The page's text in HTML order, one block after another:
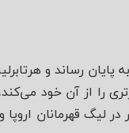
رساند و
را از آن خود
لیگ قهرمانان